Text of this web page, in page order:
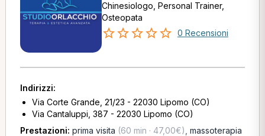
Chinesiologo, Personal Trainer,
Osteopata
0 Recensioni
Indirizzi:
Via Corte Grande, 21/23 - 22030 Lipomo (CO)
Via Cantaluppi, 387 - 22030 Lipomo (CO)
Prestazioni: prima visita (60 min · 47,00€) massoterapia